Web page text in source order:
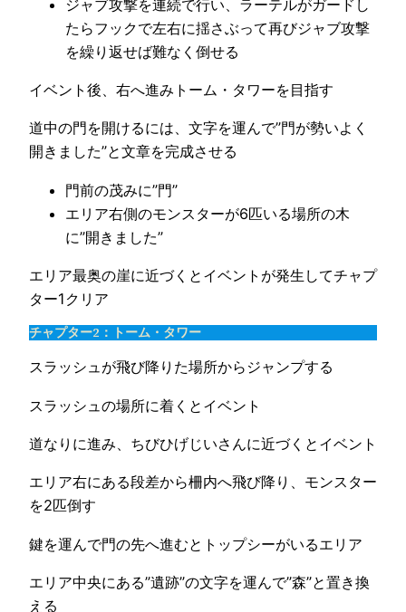
ジャブ攻撃を連続で行い、ラーテルがガードし
たらフックで左右に揺さぶって再びジャブ攻撃
を繰り返せば難なく倒せる
イベント後、右へ進みトーム・タワーを目指す
道中の門を開けるには、文字を運んで”門が勢いよく
開きました”と文章を完成させる
門前の茂みに”門”
エリア右側のモンスターが6匹いる場所の木
に”開きました”
エリア最奥の崖に近づくとイベントが発生してチャプ
ター1クリア
チャプター2：トーム・タワー
スラッシュが飛び降りた場所からジャンプする
スラッシュの場所に着くとイベント
道なりに進み、ちびひげじいさんに近づくとイベント
エリア右にある段差から柵内へ飛び降り、モンスター
を2匹倒す
鍵を運んで門の先へ進むとトップシーがいるエリア
エリア中央にある”遺跡”の文字を運んで”森”と置き換
える